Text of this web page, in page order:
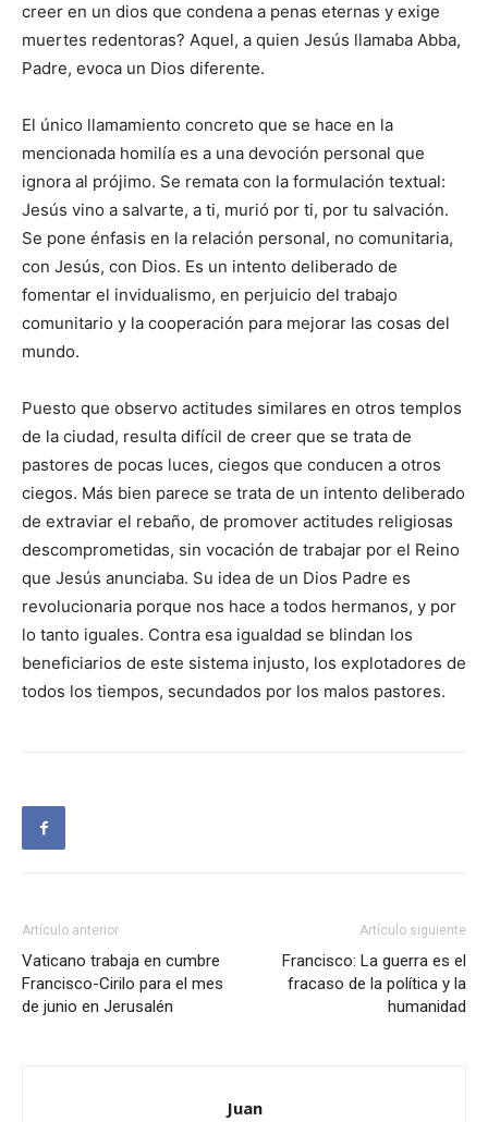
creer en un dios que condena a penas eternas y exige
muertes redentoras? Aquel, a quien Jesús llamaba Abba,
Padre, evoca un Dios diferente.
El único llamamiento concreto que se hace en la
mencionada homilía es a una devoción personal que
ignora al prójimo. Se remata con la formulación textual:
Jesús vino a salvarte, a ti, murió por ti, por tu salvación.
Se pone énfasis en la relación personal, no comunitaria,
con Jesús, con Dios. Es un intento deliberado de
fomentar el invidualismo, en perjuicio del trabajo
comunitario y la cooperación para mejorar las cosas del
mundo.
Puesto que observo actitudes similares en otros templos
de la ciudad, resulta difícil de creer que se trata de
pastores de pocas luces, ciegos que conducen a otros
ciegos. Más bien parece se trata de un intento deliberado
de extraviar el rebaño, de promover actitudes religiosas
descomprometidas, sin vocación de trabajar por el Reino
que Jesús anunciaba. Su idea de un Dios Padre es
revolucionaria porque nos hace a todos hermanos, y por
lo tanto iguales. Contra esa igualdad se blindan los
beneficiarios de este sistema injusto, los explotadores de
todos los tiempos, secundados por los malos pastores.
Artículo anterior
Vaticano trabaja en cumbre
Francisco-Cirilo para el mes
de junio en Jerusalén
Artículo siguiente
Francisco: La guerra es el
fracaso de la política y la
humanidad
Juan